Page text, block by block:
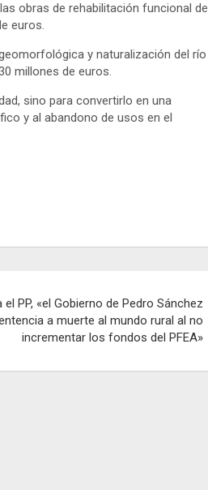
obras de rehabilitación funcional de
euros.
y naturalización del río
millones de euros.
sino para convertirlo en una
y al abandono de usos en el
el PP, «el Gobierno de Pedro Sánchez
a muerte al mundo rural al no
incrementar los fondos del PFEA»